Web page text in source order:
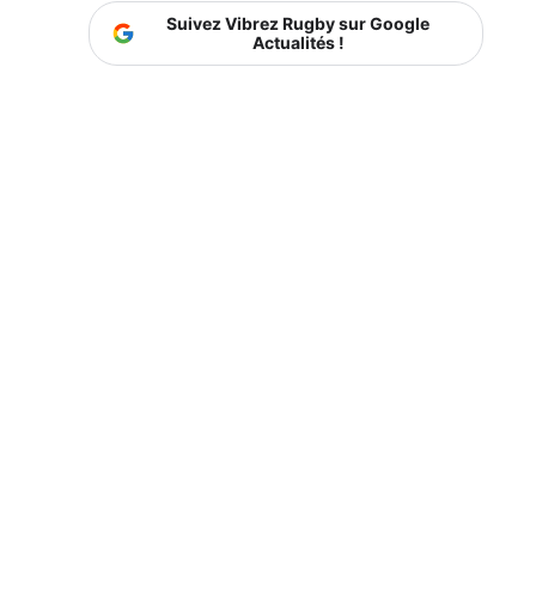
Suivez Vibrez Rugby sur Google
Actualités !